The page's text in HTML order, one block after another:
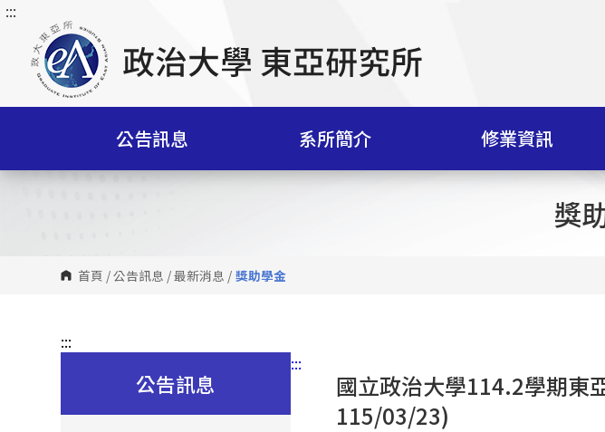
跳
內
塊
:::
公告訊息 系所簡介 修業資訊
獎
首頁 /公告訊息 /最新消息 / 獎助學金
:::
公告訊息
:::
國立政治大學114.2學期東
115/03/23)